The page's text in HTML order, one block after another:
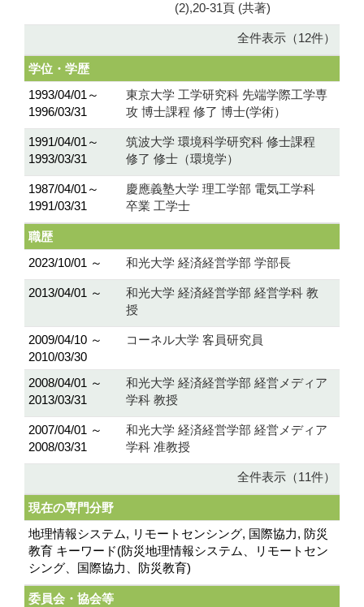
(2),20-31頁 (共著)
全件表示（12件）
学位・学歴
1993/04/01～
1996/03/31
東京大学 工学研究科 先端学際工学専
攻 博士課程 修了 博士(学術）
1991/04/01～
1993/03/31
筑波大学 環境科学研究科 修士課程
修了 修士（環境学）
1987/04/01～
1991/03/31
慶應義塾大学 理工学部 電気工学科
卒業 工学士
職歴
2023/10/01 ～
和光大学 経済経営学部 学部長
2013/04/01 ～
和光大学 経済経営学部 経営学科 教
授
2009/04/10 ～
2010/03/30
コーネル大学 客員研究員
2008/04/01 ～
2013/03/31
和光大学 経済経営学部 経営メディア
学科 教授
2007/04/01 ～
2008/03/31
和光大学 経済経営学部 経営メディア
学科 准教授
全件表示（11件）
現在の専門分野
地理情報システム, リモートセンシング, 国際協力, 防災
教育 キーワード(防災地理情報システム、リモートセン
シング、国際協力、防災教育)
委員会・協会等